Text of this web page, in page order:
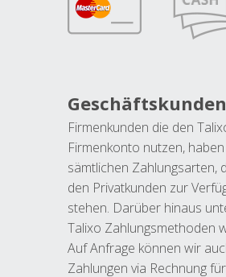
Geschäftskunden
Firmenkunden die den
Firmenkonto nutzen,
sämtlichen Zahlungsarten,
den Privatkunden zur
stehen. Darüber hinaus
Talixo Zahlungsmethoden
Auf Anfrage können wir
Zahlungen via Rechnung